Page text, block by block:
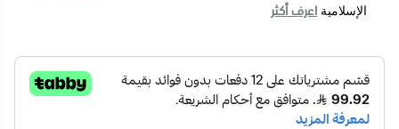
الإسلامية اعرف أكثر